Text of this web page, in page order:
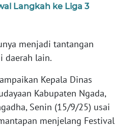
Langkah ke Liga 3
menjadi tantangan
daerah lain.
Kepala Dinas
Kabupaten Ngada,
Senin (15/9/25) usai
menjelang Festival